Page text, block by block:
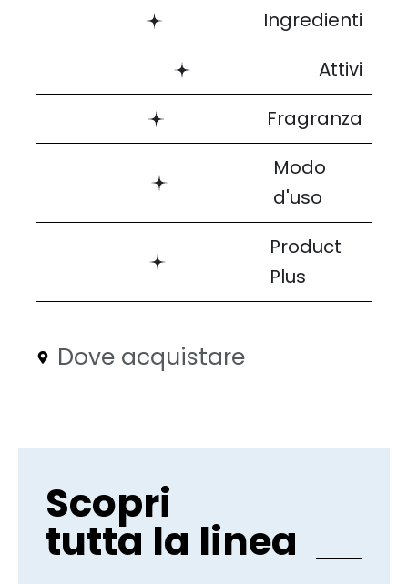
Ingredienti
Attivi
Fragranza
Modo
d'uso
Product
Plus
Dove acquistare
Scopri
tutta la linea